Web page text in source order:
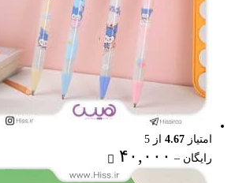
امتیاز 4.67 از 5
رایگان – ۴۰,۰۰۰
رایگان